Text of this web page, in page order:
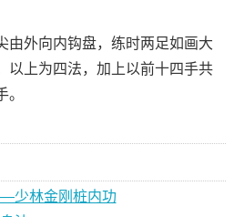
外向内钩盘，练时两足如画大
以上为四法，加上以前十四手共
少林金刚桩内功